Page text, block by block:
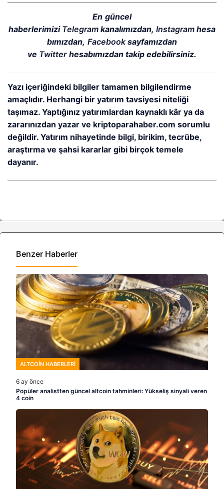
En güncel
haberlerimizi Telegramkanalımızdan,Instagram hesa
bımızdan, Facebooksayfamızdan
ve Twitterhesabımızdan takip edebilirsiniz.
Yazı içeriğindeki bilgiler tamamen bilgilendirme
amaçlıdır. Herhangi bir yatırım tavsiyesi niteliği
taşımaz. Yaptığınız yatırımlardan kaynaklı kâr ya da
zararınızdan yazar ve kriptoparahaber.com sorumlu
değildir. Yatırım nihayetinde bilgi, birikim, tecrübe,
araştırma ve şahsi kararlar gibi birçok temele
dayanır.
Benzer Haberler
ALTCOIN HABERLERI
6 ay önce
Popüler analistten güncel altcoin tahminleri: Yükseliş sinyali veren
4 coin